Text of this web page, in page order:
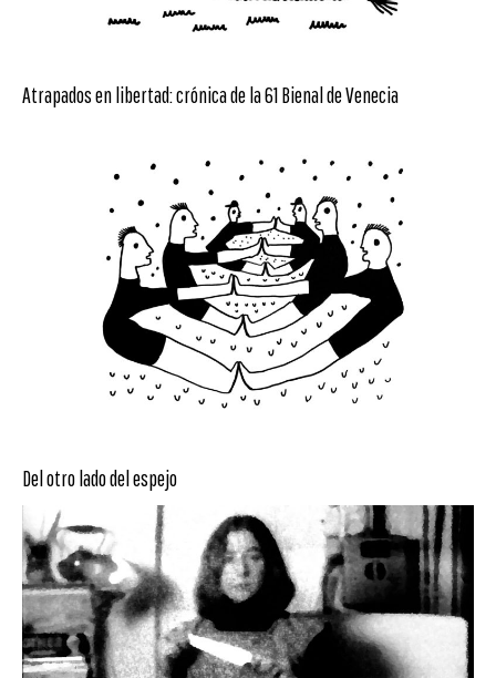
Atrapados en libertad: crónica de la 61 Bienal de Venecia
Del otro lado del espejo